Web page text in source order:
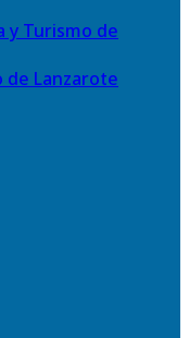
de Lanzarote